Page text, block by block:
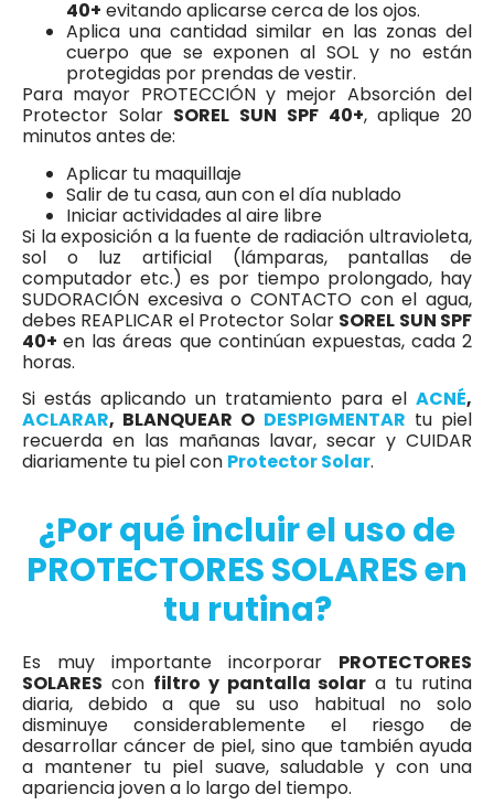
40+ evitando aplicarse cerca de los ojos.
Aplica una cantidad similar en las zonas del
cuerpo que se exponen al SOL y no están
protegidas por prendas de vestir.
Para mayor PROTECCIÓN y mejor Absorción del
Protector Solar SOREL SUN SPF 40+, aplique 20
minutos antes de:
Aplicar tu maquillaje
Salir de tu casa, aun con el día nublado
Iniciar actividades al aire libre
Si la exposición a la fuente de radiación ultravioleta,
sol o luz artificial (lámparas, pantallas de
computador etc.) es por tiempo prolongado, hay
SUDORACIÓN excesiva o CONTACTO con el agua,
debes REAPLICAR el Protector Solar SOREL SUN SPF
40+en las áreas que continúan expuestas, cada 2
horas.
Si estás aplicando un tratamiento para el ACNÉ,
ACLARAR, BLANQUEAR O DESPIGMENTAR tu piel
recuerda en las mañanas lavar, secar y CUIDAR
diariamente tu piel con Protector Solar.
¿Por qué incluir el uso de
PROTECTORES SOLARES en
tu rutina?
Es muy importante incorporar PROTECTORES
SOLARES con filtro y pantalla solar a tu rutina
diaria, debido a que su uso habitual no solo
disminuye considerablemente el riesgo de
desarrollar cáncer de piel, sino que también ayuda
a mantener tu piel suave, saludable y con una
apariencia joven a lo largo del tiempo.